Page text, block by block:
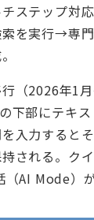
ステップ対
を実行→専
（2026年1月
下部にテキス
入力すると
される。ク
AI Mode）